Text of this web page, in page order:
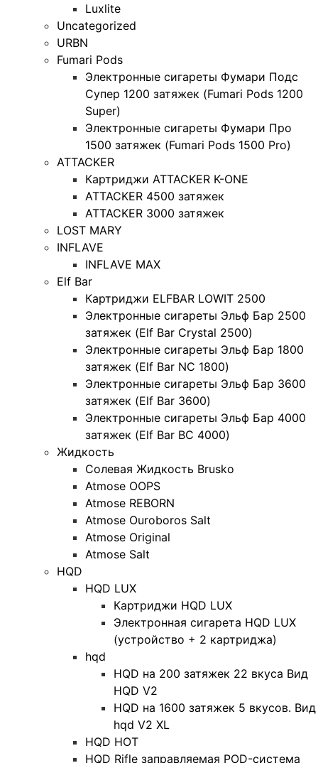
Luxlite
Uncategorized
URBN
Fumari Pods
Электронные сигареты Фумари Подс
Супер 1200 затяжек (Fumari Pods 1200
Super)
Электронные сигареты Фумари Про
1500 затяжек (Fumari Pods 1500 Pro)
ATTACKER
Картриджи ATTACKER K-ONE
ATTACKER 4500 затяжек
ATTACKER 3000 затяжек
LOST MARY
INFLAVE
INFLAVE MAX
Elf Bar
Картриджи ELFBAR LOWIT 2500
Электронные сигареты Эльф Бар 2500
затяжек (Elf Bar Crystal 2500)
Электронные сигареты Эльф Бар 1800
затяжек (Elf Bar NC 1800)
Электронные сигареты Эльф Бар 3600
затяжек (Elf Bar 3600)
Электронные сигареты Эльф Бар 4000
затяжек (Elf Bar BC 4000)
Жидкость
Солевая Жидкость Brusko
Atmose OOPS
Atmose REBORN
Atmose Ouroboros Salt
Atmose Original
Atmose Salt
HQD
HQD LUX
Картриджи HQD LUX
Электронная сигарета HQD LUX
(устройство + 2 картриджа)
hqd
HQD на 200 затяжек 22 вкуса Вид
HQD V2
HQD на 1600 затяжек 5 вкусов. Вид
hqd V2 XL
HQD HOT
HQD Rifle заправляемая POD-система